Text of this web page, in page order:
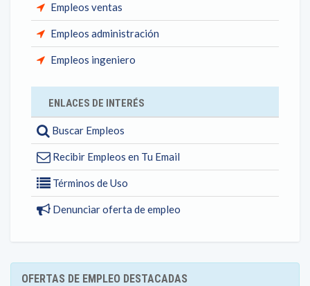
Empleos ventas
Empleos administración
Empleos ingeniero
ENLACES DE INTERÉS
Buscar Empleos
Recibir Empleos en Tu Email
Términos de Uso
Denunciar oferta de empleo
OFERTAS DE EMPLEO DESTACADAS